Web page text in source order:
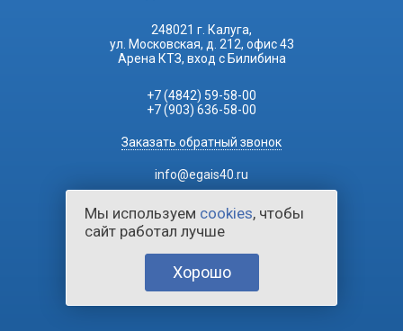
248021 г. Калуга,
ул. Московская, д. 212, офис 43
Арена КТЗ, вход с Билибина
+7 (4842) 59-58-00
+7 (903) 636-58-00
Заказать обратный звонок
info@egais40.ru
2026 © ЕГАИС Касса.
Все права защищены.
Мы используем cookies, чтобы
сайт работал лучше
Хорошо